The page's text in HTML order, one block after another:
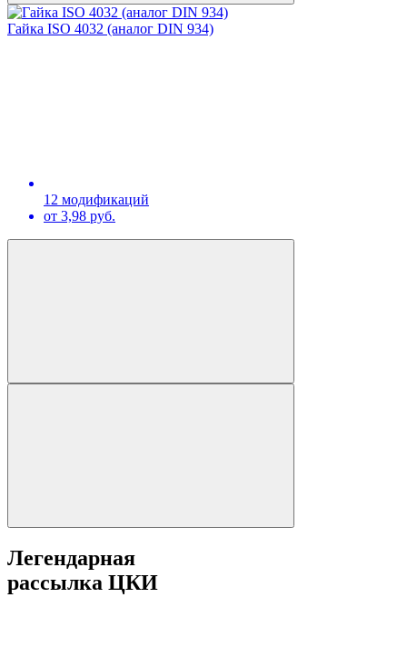
Гайка ISO 4032 (аналог DIN 934)
12 модификаций
от 3,98 руб.
Легендарная
рассылка ЦКИ